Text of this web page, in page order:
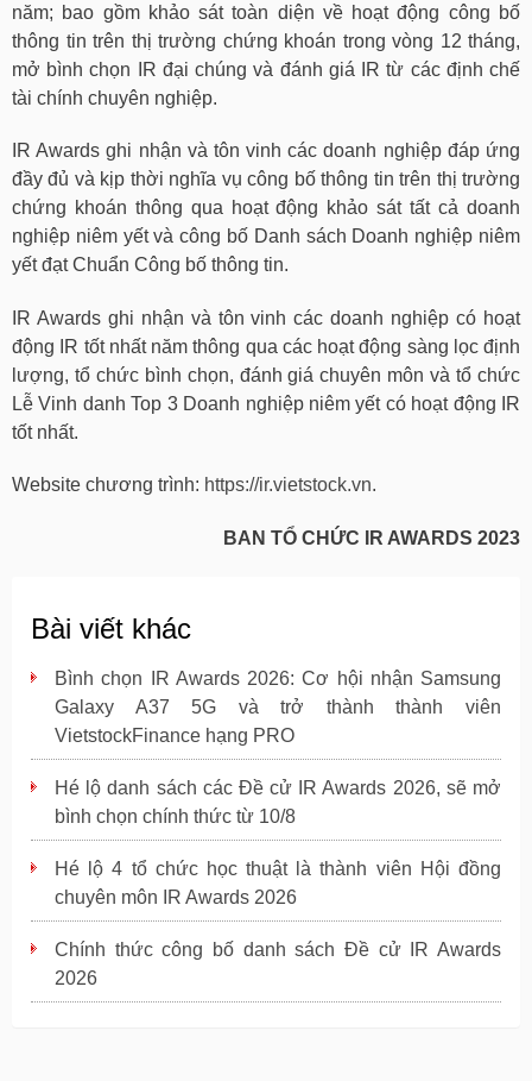
năm; bao gồm khảo sát toàn diện về hoạt động công bố
thông tin trên thị trường chứng khoán trong vòng 12 tháng,
mở bình chọn IR đại chúng và đánh giá IR từ các định chế
tài chính chuyên nghiệp.
IR Awards ghi nhận và tôn vinh các doanh nghiệp đáp ứng
đầy đủ và kịp thời nghĩa vụ công bố thông tin trên thị trường
chứng khoán thông qua hoạt động khảo sát tất cả doanh
nghiệp niêm yết và công bố Danh sách Doanh nghiệp niêm
yết đạt Chuẩn Công bố thông tin.
IR Awards ghi nhận và tôn vinh các doanh nghiệp có hoạt
động IR tốt nhất năm thông qua các hoạt động sàng lọc định
lượng, tổ chức bình chọn, đánh giá chuyên môn và tổ chức
Lễ Vinh danh Top 3 Doanh nghiệp niêm yết có hoạt động IR
tốt nhất.
Website chương trình: https://ir.vietstock.vn.
BAN TỔ CHỨC IR AWARDS 2023
Bài viết khác
Bình chọn IR Awards 2026: Cơ hội nhận Samsung
Galaxy A37 5G và trở thành thành viên
VietstockFinance hạng PRO
Hé lộ danh sách các Đề cử IR Awards 2026, sẽ mở
bình chọn chính thức từ 10/8
Hé lộ 4 tổ chức học thuật là thành viên Hội đồng
chuyên môn IR Awards 2026
Chính thức công bố danh sách Đề cử IR Awards
2026